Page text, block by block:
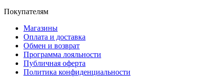
Покупателям
Магазины
Оплата и доставка
Обмен и возврат
Программа лояльности
Публичная оферта
Политика конфиденциальности